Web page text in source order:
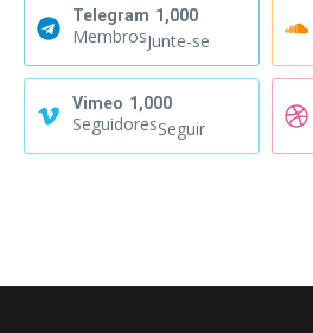
Telegram 1,000
MembrosJunte-se
Vimeo 1,000
SeguidoresSeguir